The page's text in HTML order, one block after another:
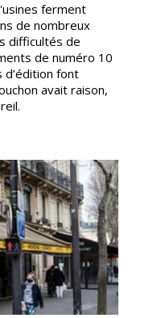
ferment
de nombreux
difficultés de
de numéro 10
d’édition font
avait raison,